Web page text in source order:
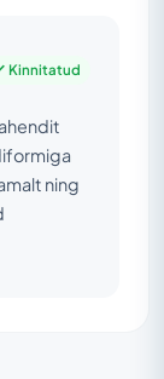
Kinnitatud
ning